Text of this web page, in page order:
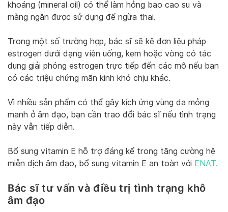
khoáng (mineral oil) có thể làm hỏng bao cao su và
màng ngăn được sử dụng để ngừa thai.
Trong một số trường hợp, bác sĩ sẽ kê đơn liệu pháp
estrogen dưới dạng viên uống, kem hoặc vòng có tác
dụng giải phóng estrogen trực tiếp đến các mô nếu bạn
có các triệu chứng mãn kinh khó chịu khác.
Vì nhiều sản phẩm có thể gây kích ứng vùng da mỏng
manh ở âm đạo, bạn cần trao đổi bác sĩ nếu tình trạng
này vẫn tiếp diễn.
Bổ sung vitamin E hỗ trợ đáng kể trong tăng cường hệ
miễn dịch âm đạo, bổ sung vitamin E an toàn với ENAT.
Bác sĩ tư vấn và điều trị tình trạng khô
âm đạo